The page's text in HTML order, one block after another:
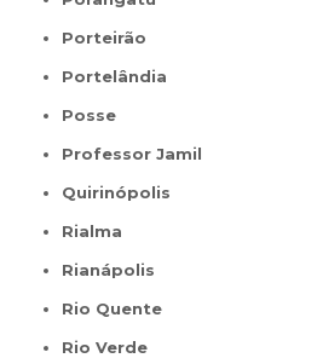
Porteirão
Portelândia
Posse
Professor Jamil
Quirinópolis
Rialma
Rianápolis
Rio Quente
Rio Verde